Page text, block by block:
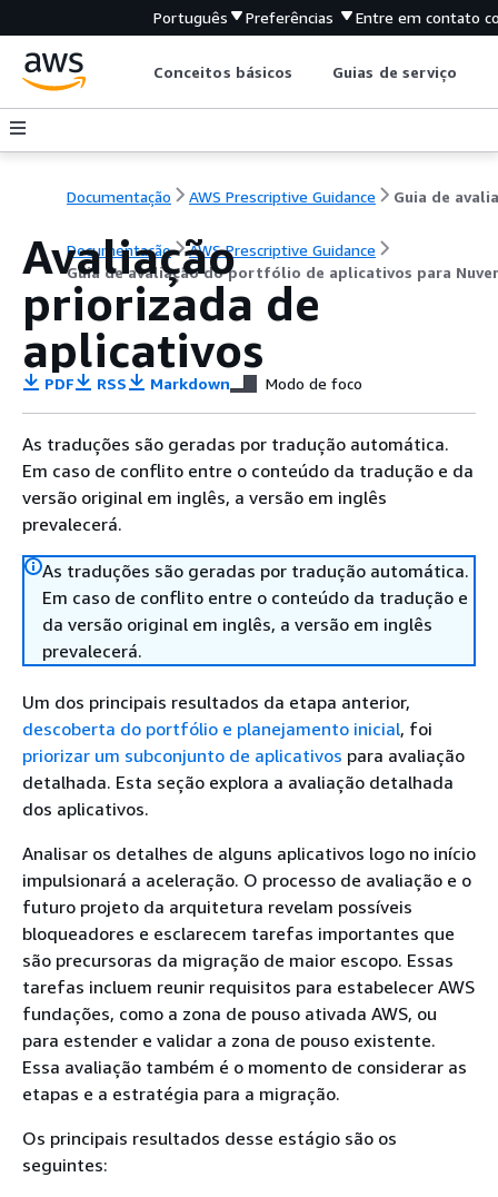
Português Preferências Entre em contato
Conceitos básicos Guias de serviço
Documentação AWS Prescriptive Guidance
Documentação
AWS Prescriptive Guidance
Guia de avaliação do portfólio de aplicativos para
Avaliação
priorizada de
aplicativos
PDF RSS Markdown Modo de foco
As traduções são geradas por tradução automática.
Em caso de conflito entre o conteúdo da tradução e da
versão original em inglês, a versão em inglês
prevalecerá.
As traduções são geradas por tradução automática.
Em caso de conflito entre o conteúdo da tradução e
da versão original em inglês, a versão em inglês
prevalecerá.
Um dos principais resultados da etapa anterior,
descoberta do portfólio e planejamento inicial, foi
priorizar um subconjunto de aplicativos para avaliação
detalhada. Esta seção explora a avaliação detalhada
dos aplicativos.
Analisar os detalhes de alguns aplicativos logo no início
impulsionará a aceleração. O processo de avaliação e o
futuro projeto da arquitetura revelam possíveis
bloqueadores e esclarecem tarefas importantes que
são precursoras da migração de maior escopo. Essas
tarefas incluem reunir requisitos para estabelecer AWS
fundações, como a zona de pouso ativada AWS, ou
para estender e validar a zona de pouso existente.
Essa avaliação também é o momento de considerar as
etapas e a estratégia para a migração.
Os principais resultados desse estágio são os
seguintes: